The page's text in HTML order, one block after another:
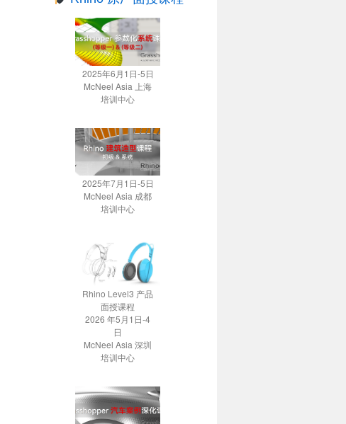
2025年6月1日-5日
McNeel Asia 上海
培训中心
2025年7月1日-5日
McNeel Asia 成都
培训中心
Rhino Level3 产品
面授课程
2026 年5月1日-4
日
McNeel Asia 深圳
培训中心